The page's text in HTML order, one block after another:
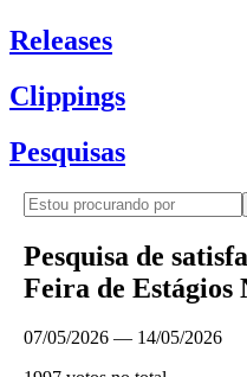
Releases
Clippings
Pesquisas
Pesquisa de
Feira de Estágios
07/05/2026 — 14/05/2026